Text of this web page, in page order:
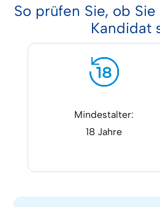
So prüfen Sie, ob
Kandidat
Mindestalter:
18 Jahre